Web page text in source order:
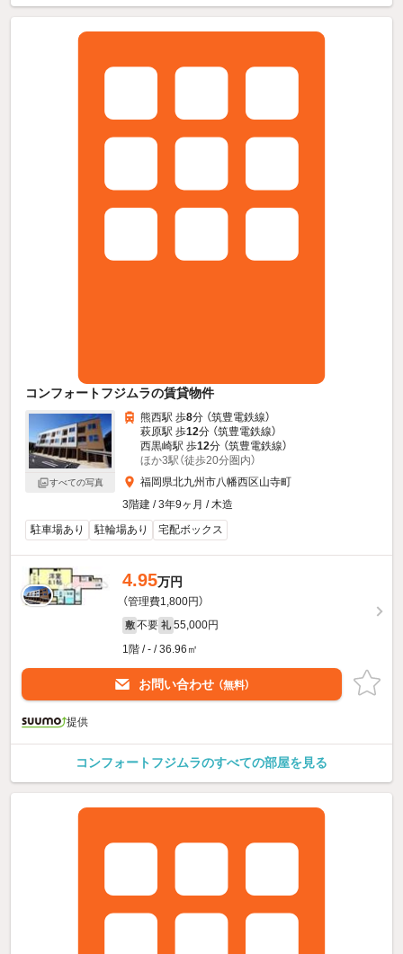
コンフォートフジムラの賃貸物件
すべての写真
熊西駅 歩8分 （筑豊電鉄線）
萩原駅 歩12分 （筑豊電鉄線）
西黒崎駅 歩12分 （筑豊電鉄線）
ほか3駅（徒歩20分圏内）
福岡県北九州市八幡西区山寺町
3階建 / 3年9ヶ月 / 木造
駐車場あり
駐輪場あり 宅配ボックス
4.95万円
（管理費1,800円）
敷 不要 礼 55,000円
1階 / - / 36.96㎡
お問い合わせ （無料）
提供
コンフォートフジムラのすべての部屋を見る